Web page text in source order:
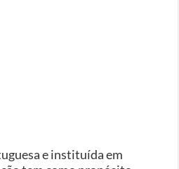
e instituída em